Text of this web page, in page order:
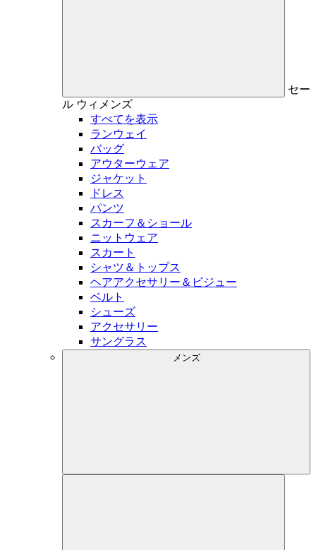
セー
ル ウィメンズ
すべてを表示
ランウェイ
バッグ
アウターウェア
ジャケット
ドレス
パンツ
スカーフ＆ショール
ニットウェア
スカート
シャツ＆トップス
ヘアアクセサリー＆ビジュー
ベルト
シューズ
アクセサリー
サングラス
メンズ